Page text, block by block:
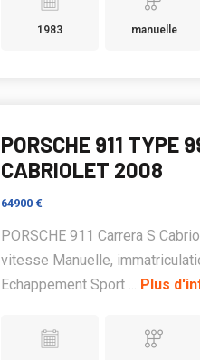
1983 manuelle
PORSCHE 911 TYPE
CABRIOLET 2008
64900 €
PORSCHE 911 Carrera S
vitesse Manuelle,
Echappement Sport ... Plus